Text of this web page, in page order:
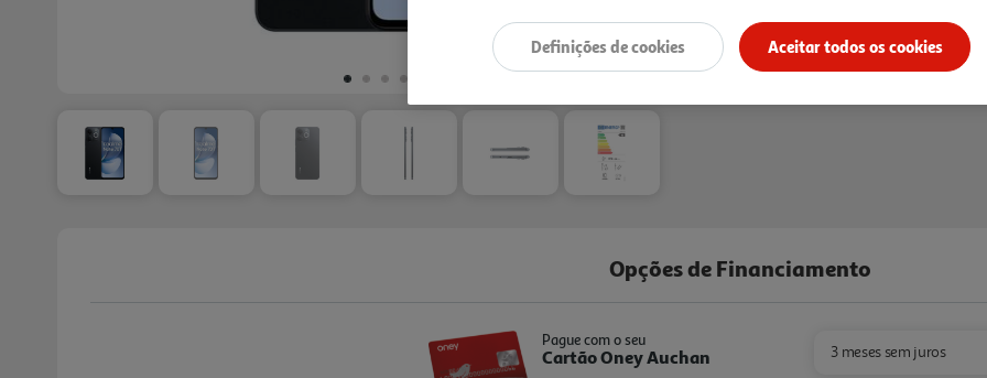
Opções de Financiamento
Pague com o seu
Cartão Oney Auchan 3 meses sem juros
Aceitar todos os cookies
Definições de cookies